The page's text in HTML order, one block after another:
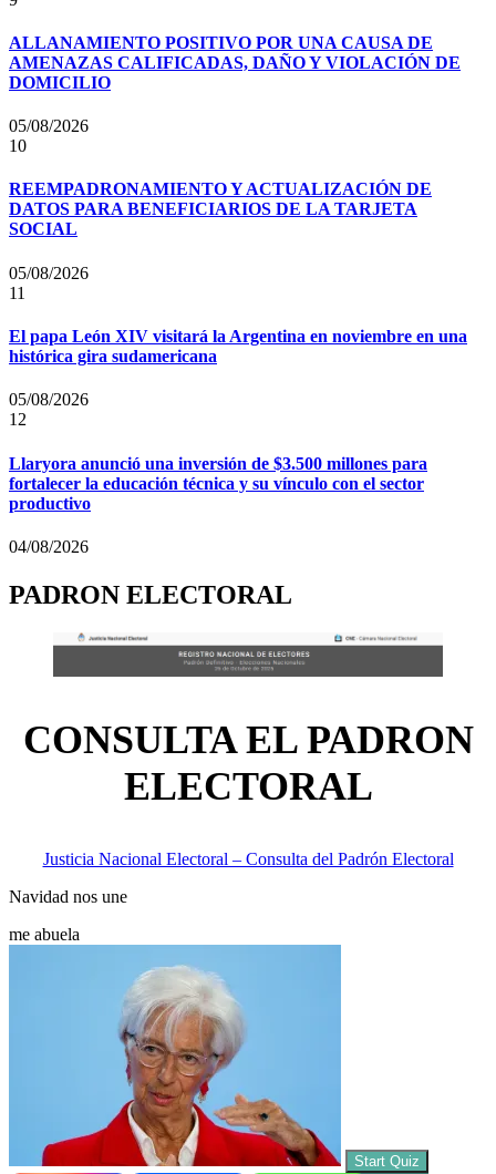
ALLANAMIENTO POSITIVO POR UNA CAUSA DE
AMENAZAS CALIFICADAS, DAÑO Y VIOLACIÓN DE
DOMICILIO
05/08/2026
10
REEMPADRONAMIENTO Y ACTUALIZACIÓN DE
DATOS PARA BENEFICIARIOS DE LA TARJETA
SOCIAL
05/08/2026
11
El papa León XIV visitará la Argentina en noviembre en una
histórica gira sudamericana
05/08/2026
12
Llaryora anunció una inversión de $3.500 millones para
fortalecer la educación técnica y su vínculo con el sector
productivo
04/08/2026
PADRON ELECTORAL
CONSULTA EL PADRON
ELECTORAL
Justicia Nacional Electoral – Consulta del Padrón Electoral
Navidad nos une
me abuela
Start Quiz